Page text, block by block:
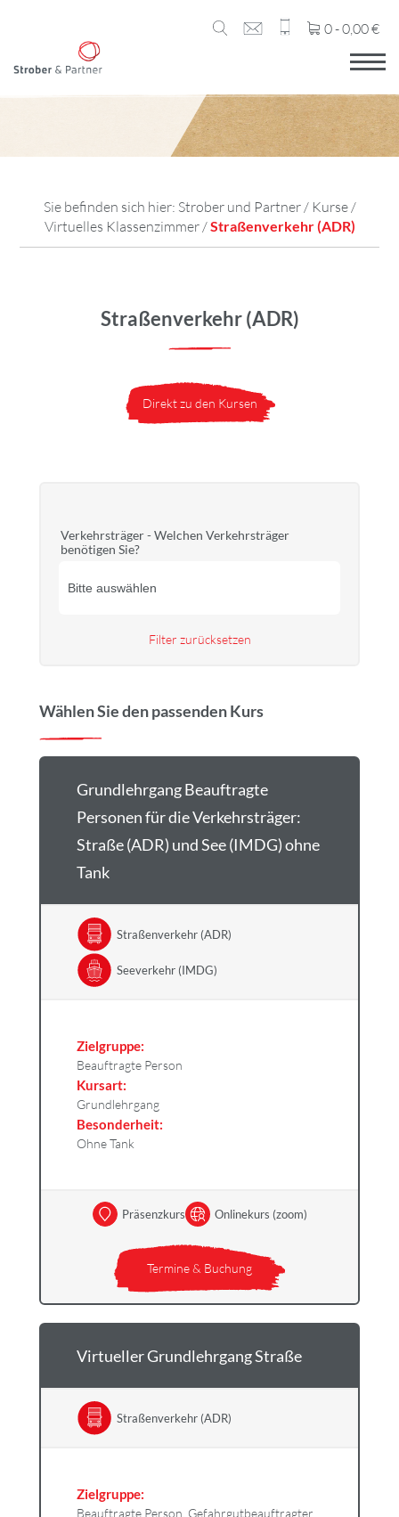
0 -0,00€
Sie befinden sich hier: Strober und Partner/ Kurse/
Virtuelles Klassenzimmer/Straßenverkehr (ADR)
Straßenverkehr (ADR)
Direkt zu den Kursen
Verkehrsträger - Welchen Verkehrsträger
benötigen Sie?
Filter zurücksetzen
Wählen Sie den passenden Kurs
Grundlehrgang Beauftragte
Personen für die Verkehrsträger:
Straße (ADR) und See (IMDG) ohne
Tank
Straßenverkehr (ADR)
Seeverkehr (IMDG)
Zielgruppe:
Beauftragte Person
Kursart:
Grundlehrgang
Besonderheit:
Ohne Tank
Termine & Buchung
Präsenzkurs Onlinekurs (zoom)
Virtueller Grundlehrgang Straße
Straßenverkehr (ADR)
Zielgruppe:
Beauftragte Person, Gefahrgutbeauftragter